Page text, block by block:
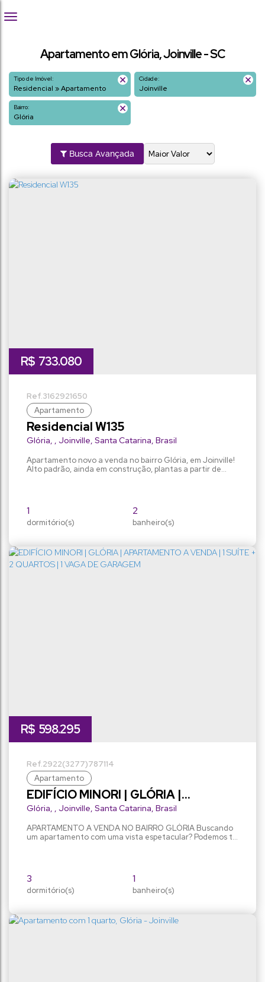
Apartamento em Glória, Joinville - SC
Tipo de Imóvel:
Residencial » Apartamento
Cidade:
Joinville
Bairro:
Glória
Busca Avançada
R$ 733.080
Residencial W135
Apartamento
3162921650
Glória Joinville Santa Catarina Brasil
1
dormitório(s)
2
banheiro(s)
privativo:
1
vaga(s) útil:
70m²
Apartamento novo a venda no bairro Glória, em Joinville!
Alto padrão, ainda em construção, plantas a partir de
Localizado em um bairro tranquilo e próximo a
comércios,...
R$ 598.295
EDIFÍCIO MINORI | GLÓRIA |
APARTAMENTO A VENDA | 1 SUÍTE +
2 QUARTOS | 1 VAGA DE GARAGEM
Apartamento
2922(3277)787114
Glória Joinville Santa Catarina Brasil
3
dormitório(s)
1
banheiro(s)
1
APARTAMENTO A VENDA NO BAIRRO GLÓRIA Buscando
um apartamento com uma vista espetacular? Podemos te
conceito aberto, cozinha integrada com possibilidade de
ilha,...